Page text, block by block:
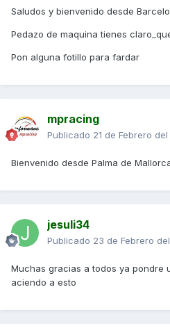
Saludos y bienvenido desde
Pedazo de maquina tienes
Pon alguna fotillo para fardar
mpracing
Publicado 21 de Febrero del
Bienvenido desde Palma de
jesuli34
Publicado 23 de Febrero
Muchas gracias a todos ya pondre
aciendo a esto